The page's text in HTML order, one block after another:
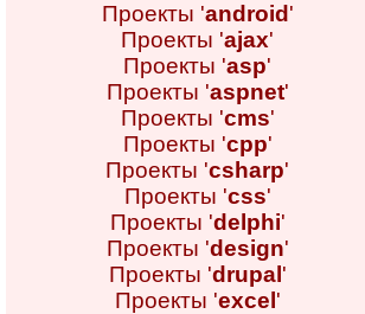
Проекты 'android '
Проекты 'ajax'
Проекты 'asp'
Проекты 'aspnet'
Проекты 'cms'
Проекты 'cpp'
Проекты 'csharp'
Проекты 'css'
Проекты 'delphi'
Проекты 'design'
Проекты 'drupal '
Проекты 'excel '